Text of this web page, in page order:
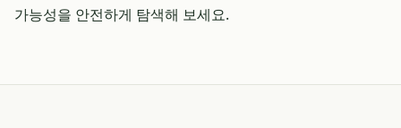
가능성을 안전하게 탐색해 보세요.